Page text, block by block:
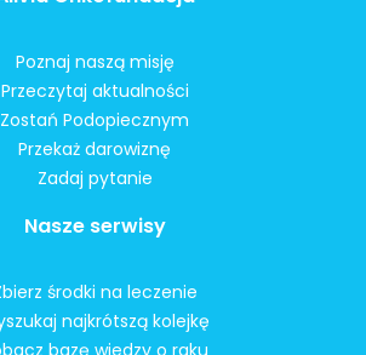
Poznaj naszą misję
Przeczytaj aktualności
Zostań Podopiecznym
Przekaż darowiznę
Zadaj pytanie
Nasze serwisy
środki na leczenie
najkrótszą kolejkę
bazę wiedzy o raku